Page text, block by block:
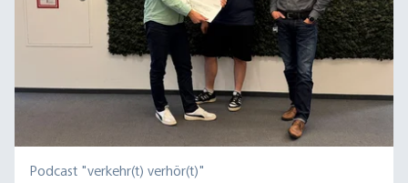
Podcast "verkehr(t) verhör(t)"